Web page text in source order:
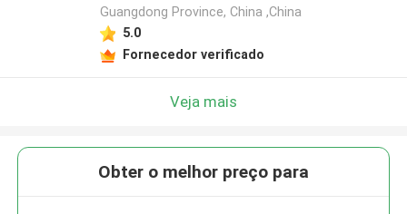
Guangdong Province, China ,China
5.0
Fornecedor verificado
Veja mais
Obter o melhor preço para